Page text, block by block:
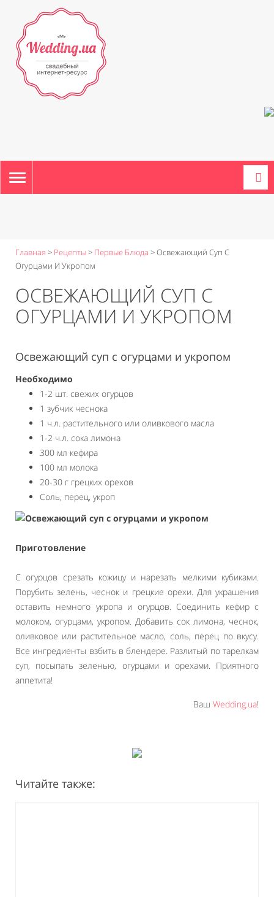
TOGGLE
NAVIGATION
Главная > Рецепты> Первые Блюда >Освежающий Суп С
Огурцами И Укропом
ОСВЕЖАЮЩИЙ СУП С
ОГУРЦАМИ И УКРОПОМ
Освежающий суп с огурцами и укропом
Необходимо
1-2 шт. свежих огурцов
1 зубчик чеснока
1 ч.л. растительного или оливкового масла
1-2 ч.л. сока лимона
300 мл кефира
100 мл молока
20-30 г грецких орехов
Соль, перец, укроп
Приготовление
С огурцов срезать кожицу и нарезать мелкими кубиками.
Порубить зелень, чеснок и грецкие орехи. Для украшения
оставить немного укропа и огурцов. Соединить кефир с
молоком, огурцами, укропом. Добавить сок лимона, чеснок,
оливковое или растительное масло, соль, перец по вкусу.
Все ингредиенты взбить в блендере. Разлитый по тарелкам
суп, посыпать зеленью, огурцами и орехами. Приятного
аппетита!
Ваш Wedding.ua!
Читайте также: